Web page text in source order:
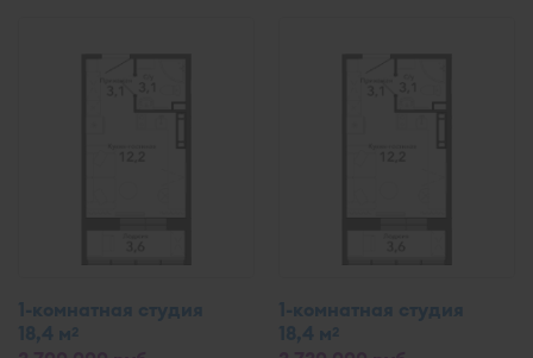
1-комнатная студия
18,4 м2
1-комнатная студия
18,4 м2